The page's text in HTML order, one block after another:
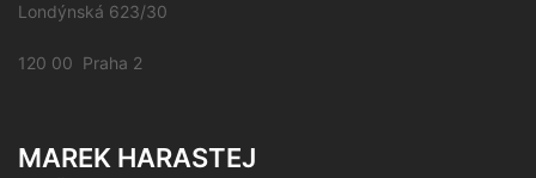
Londýnská 623/30
120 00 Praha 2
MAREK HARASTEJ